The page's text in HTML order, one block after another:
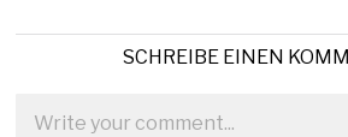
SCHREIBE EINEN